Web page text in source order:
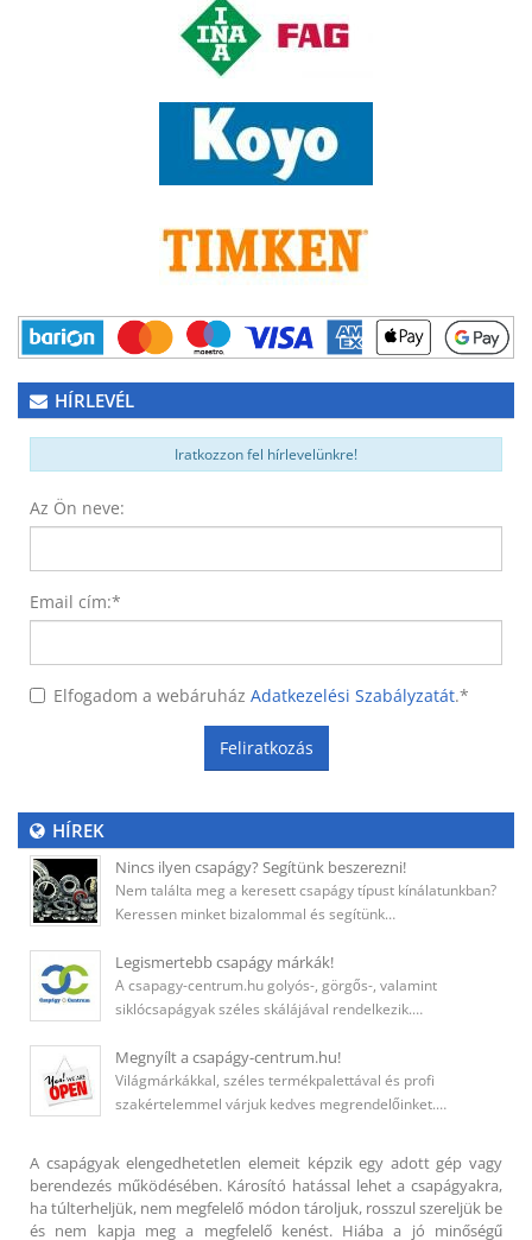
HÍRLEVÉL
Iratkozzon fel hírlevelünkre!
Az Ön neve:
Email cím:*
Elfogadom a webáruház Adatkezelési Szabályzatát.*
Feliratkozás
HÍREK
Nincs ilyen csapágy? Segítünk beszerezni!
Nem találta meg a keresett csapágy típust kínálatunkban?
Keressen minket bizalommal és segítünk…
Legismertebb csapágy márkák!
A csapagy-centrum.hu golyós-, görgős-, valamint
siklócsapágyak széles skálájával rendelkezik.…
Megnyílt a csapágy-centrum.hu!
Világmárkákkal, széles termékpalettával és profi
szakértelemmel várjuk kedves megrendelőinket.…
A csapágyak elengedhetetlen elemeit képzik egy adott gép vagy
berendezés működésében. Károsító hatással lehet a csapágyakra,
ha túlterheljük, nem megfelelő módon tároljuk, rosszul szereljük be
és nem kapja meg a megfelelő kenést. Hiába a jó minőségű